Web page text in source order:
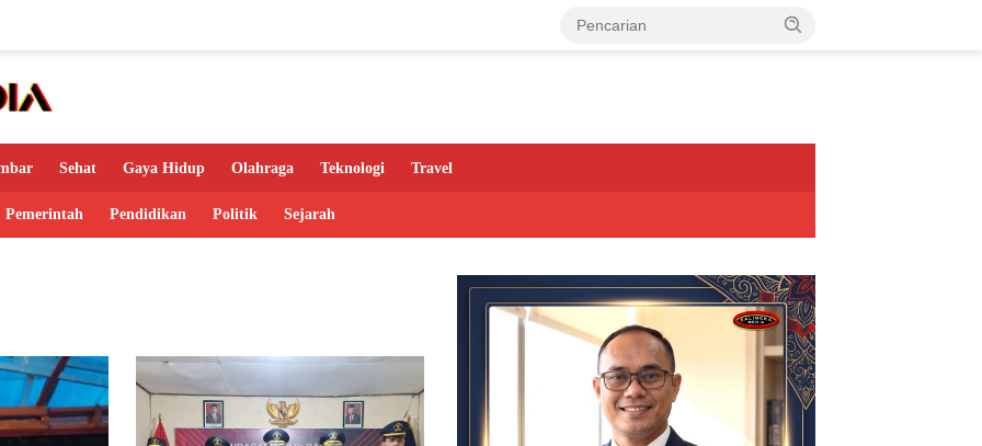
Sehat Gaya Hidup Olahraga Teknologi Travel
Pemerintah Pendidikan Politik Sejarah